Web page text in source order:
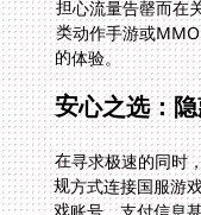
的体验。
安心之选：
在寻求极速的同时
规方式连接国服游
戏账号、支付信息
加速方案，核心在
术，相当于为你的
备出发直至抵达国
下。同时，专线传